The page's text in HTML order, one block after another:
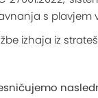
s plavjem
izhaja iz